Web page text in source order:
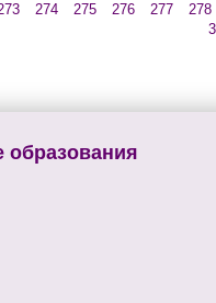
274 275 276 277 278
образования